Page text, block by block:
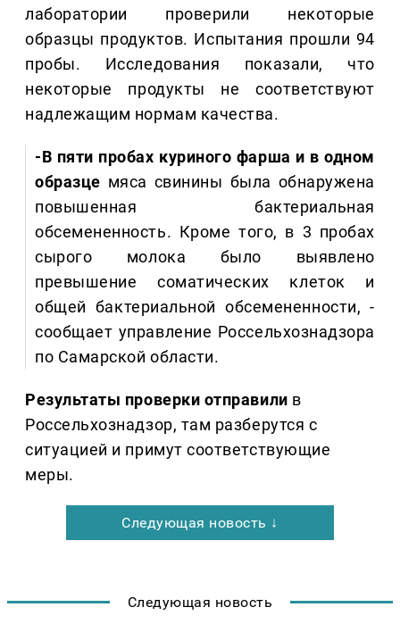
лаборатории проверили некоторые
образцы продуктов. Испытания прошли 94
пробы. Исследования показали, что
некоторые продукты не соответствуют
надлежащим нормам качества.
-В пяти пробах куриного фарша и в одном
образце мяса свинины была обнаружена
повышенная бактериальная
обсемененность. Кроме того, в 3 пробах
сырого молока было выявлено
превышение соматических клеток и
общей бактериальной обсемененности, -
сообщает управление Россельхознадзора
по Самарской области.
Результаты проверки отправили в
Россельхознадзор, там разберутся с
ситуацией и примут соответствующие
меры.
Следующая новость ↓
Следующая новость